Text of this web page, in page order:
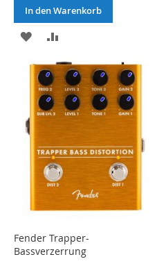
In den Warenkorb
MERKEN
VERGLEICHSLISTE
HINZUFÜGEN
Fender Trapper-
Bassverzerrung